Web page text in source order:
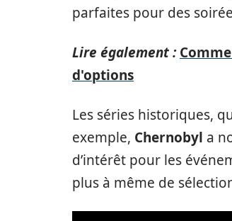
parfaites pour des
Lire également :
d'options
Les séries historiques,
exemple, Chernobyl a
d’intérêt pour les
plus à même de